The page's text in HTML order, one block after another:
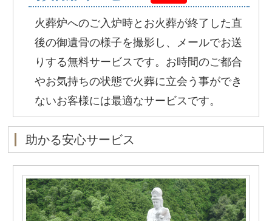
火葬炉へのご入炉時とお火葬が終了した直
後の御遺骨の様子を撮影し、メールでお送
りする無料サービスです。お時間のご都合
やお気持ちの状態で火葬に立会う事ができ
ないお客様には最適なサービスです。
助かる安心サービス